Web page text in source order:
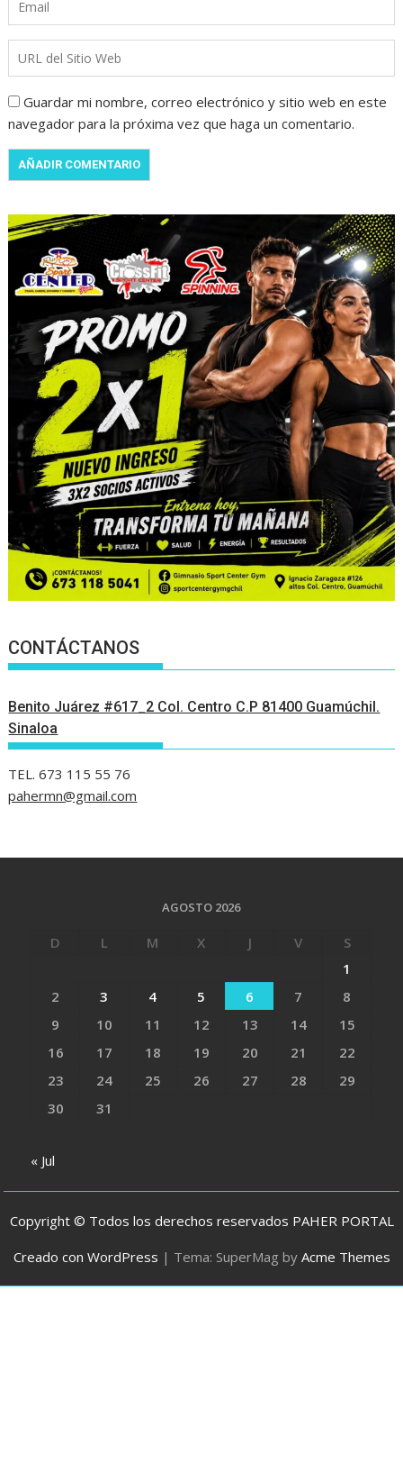
Guardar mi nombre, correo electrónico y sitio web en este
navegador para la próxima vez que haga un comentario.
CONTÁCTANOS
Benito Juárez #617_2 Col. Centro C.P 81400 Guamúchil.
Sinaloa
TEL. 673 115 55 76
pahermn@gmail.com
AGOSTO 2026
D L M X J V
S
1
2
3 4 5 6 7
8
9
10 11 12 13 14
15
16
17 18 19 20 21
22
23
24 25 26 27 28
29
30
31
« Jul
Copyright © Todos los derechos reservados PAHER PORTAL
Creado con WordPress | Tema: SuperMag by Acme Themes